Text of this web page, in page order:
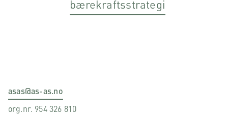
bærekraftsstrategi
asas@as-as.no
org.nr. 954 326 810